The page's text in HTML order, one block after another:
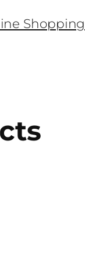
Shopping